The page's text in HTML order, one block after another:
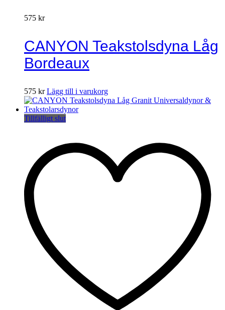
575 kr
CANYON Teakstolsdyna Låg
Bordeaux
575 kr Lägg till i varukorg
Tillfälligt slut